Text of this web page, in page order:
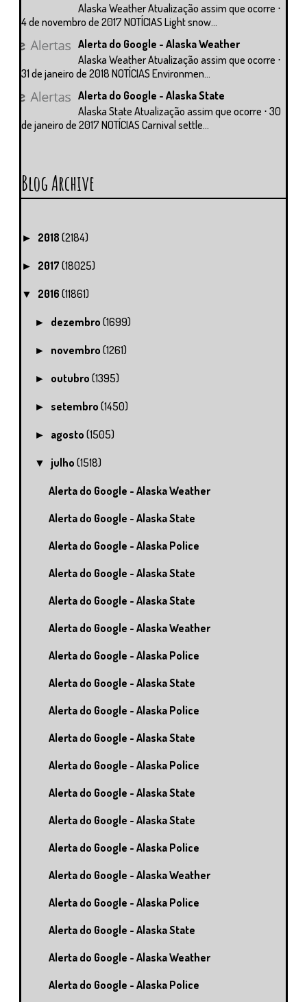
Alaska Weather Atualização assim que ocorre ⋅
4 de novembro de 2017 NOTÍCIAS Light snow...
Alerta do Google - Alaska Weather
Alaska Weather Atualização assim que ocorre ⋅
31 de janeiro de 2018 NOTÍCIAS Environmen...
Alerta do Google - Alaska State
Alaska State Atualização assim que ocorre ⋅ 30
de janeiro de 2017 NOTÍCIAS Carnival settle...
Blog Archive
► 2018 (2184)
► 2017 (18025)
▼ 2016 (11861)
► dezembro(1699)
► novembro(1261)
► outubro(1395)
► setembro(1450)
► agosto(1505)
▼ julho(1518)
Alerta do Google - Alaska Weather
Alerta do Google - Alaska State
Alerta do Google - Alaska Police
Alerta do Google - Alaska State
Alerta do Google - Alaska State
Alerta do Google - Alaska Weather
Alerta do Google - Alaska Police
Alerta do Google - Alaska State
Alerta do Google - Alaska Police
Alerta do Google - Alaska State
Alerta do Google - Alaska Police
Alerta do Google - Alaska State
Alerta do Google - Alaska State
Alerta do Google - Alaska Police
Alerta do Google - Alaska Weather
Alerta do Google - Alaska Police
Alerta do Google - Alaska State
Alerta do Google - Alaska Weather
Alerta do Google - Alaska Police